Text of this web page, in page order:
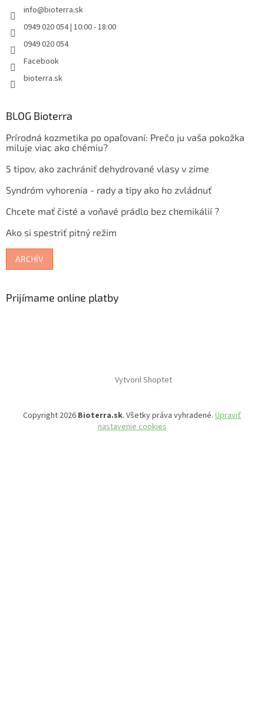
info@bioterra.sk
0949 020 054 | 10:00 - 18:00
0949 020 054
Facebook
bioterra.sk
BLOG Bioterra
Prírodná kozmetika po opaľovaní: Prečo ju vaša pokožka
miluje viac ako chémiu?
5 tipov, ako zachrániť dehydrované vlasy v zime
Syndróm vyhorenia - rady a tipy ako ho zvládnuť
Chcete mať čisté a voňavé prádlo bez chemikálií ?
Ako si spestriť pitný režim
ARCHÍV
Prijímame online platby
Vytvoril Shoptet
Copyright 2026 Bioterra.sk. Všetky práva vyhradené. Upraviť
nastavenie cookies